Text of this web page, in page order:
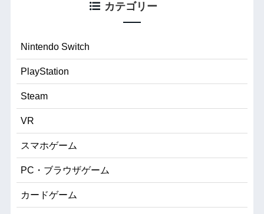
カテゴリー
Nintendo Switch
PlayStation
Steam
VR
スマホゲーム
PC・ブラウザゲーム
カードゲーム